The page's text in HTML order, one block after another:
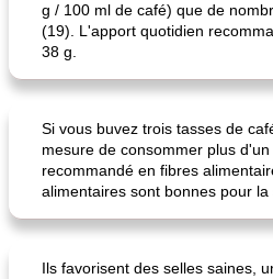
daube à la française
g / 100 ml de café) que de
(19). L'apport quotidien
38 g.
Si vous buvez trois tasses de
mesure de consommer plus
recommandé en fibres
alimentaires sont bonnes pour la
Ils favorisent des selles saines,